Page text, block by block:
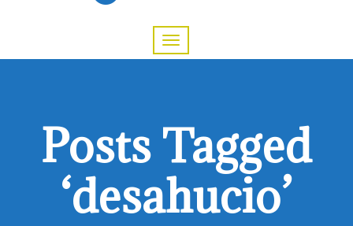
Posts Tagged
‘desahucio’